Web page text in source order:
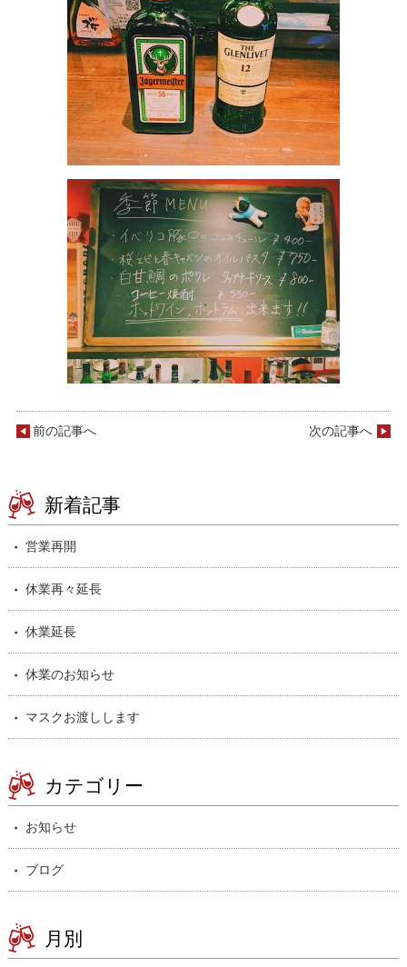
前の記事へ 次の記事へ
新着記事
営業再開
休業再々延長
休業延長
休業のお知らせ
マスクお渡しします
カテゴリー
お知らせ
ブログ
月別